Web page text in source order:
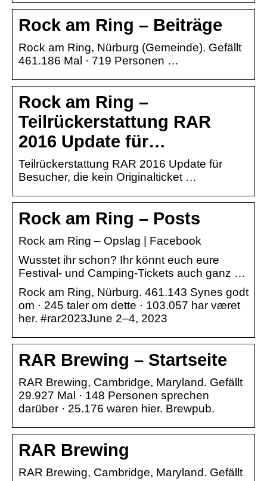
Rock am Ring – Beiträge
Rock am Ring, Nürburg (Gemeinde). Gefällt
461.186 Mal · 719 Personen …
Rock am Ring –
Teilrückerstattung RAR
2016 Update für…
Teilrückerstattung RAR 2016 Update für
Besucher, die kein Originalticket …
Rock am Ring – Posts
Rock am Ring – Opslag | Facebook
Wusstet ihr schon? Ihr könnt euch eure
Festival- und Camping-Tickets auch ganz …
Rock am Ring, Nürburg. 461.143 Synes godt
om · 245 taler om dette · 103.057 har været
her. #rar2023June 2–4, 2023
RAR Brewing – Startseite
RAR Brewing, Cambridge, Maryland. Gefällt
29.927 Mal · 148 Personen sprechen
darüber · 25.176 waren hier. Brewpub.
RAR Brewing
RAR Brewing, Cambridge, Maryland. Gefällt